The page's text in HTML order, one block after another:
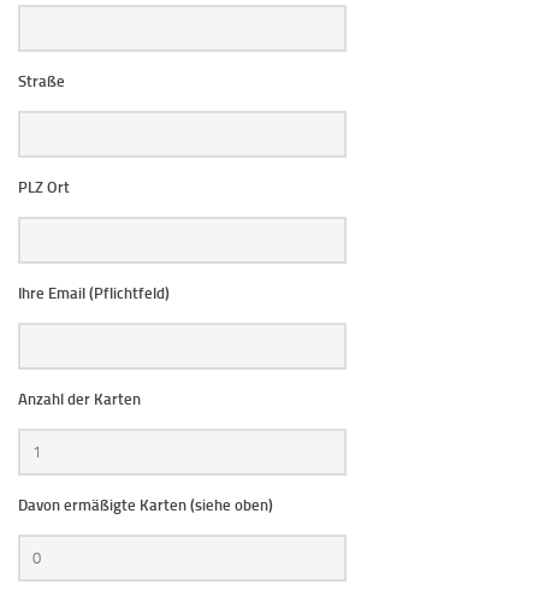
Straße
PLZ Ort
Ihre Email (Pflichtfeld)
Anzahl der Karten
Davon ermäßigte Karten (siehe oben)